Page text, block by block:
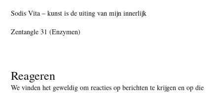
Sodis Vita – kunst is de uiting van mijn innerlijk
Zentangle 31 (Enzymen)
Reageren
We vinden het geweldig om reacties op berichten te krijgen en op die